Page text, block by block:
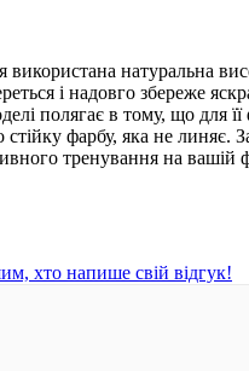
використана натуральна
і надовго збереже
полягає в тому, що для
стійку фарбу, яка не линяє.
тренування на вашій
хто напише свій відгук!